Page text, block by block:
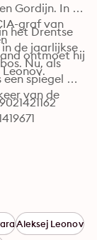
Gordijn. In
graf van
ontmoet hij
het Drentse
de jaarlijkse
Nu, als
spiegel
van de
Aleksej Leonov